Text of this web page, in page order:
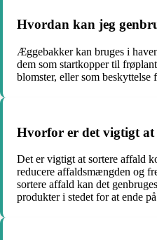
Hvordan kan jeg
Æggebakker kan bruges i
dem som startkopper til
blomster, eller som
Hvorfor er det vigtigt
Det er vigtigt at sortere affald
reducere affaldsmængden og
sortere affald kan det
produkter i stedet for at ende